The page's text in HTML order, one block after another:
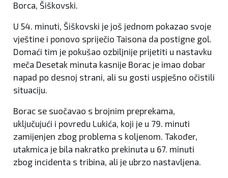
Borca, Šiškovski.
U 54. minuti, Šiškovski je još jednom pokazao svoje
vještine i ponovo spriječio Taisona da postigne gol.
Domaći tim je pokušao ozbiljnije prijetiti u nastavku
meča Desetak minuta kasnije Borac je imao dobar
napad po desnoj strani, ali su gosti uspješno očistili
situaciju.
Borac se suočavao s brojnim preprekama,
uključujući i povredu Lukića, koji je u 79. minuti
zamijenjen zbog problema s koljenom. Također,
utakmica je bila nakratko prekinuta u 67. minuti
zbog incidenta s tribina, ali je ubrzo nastavljena.